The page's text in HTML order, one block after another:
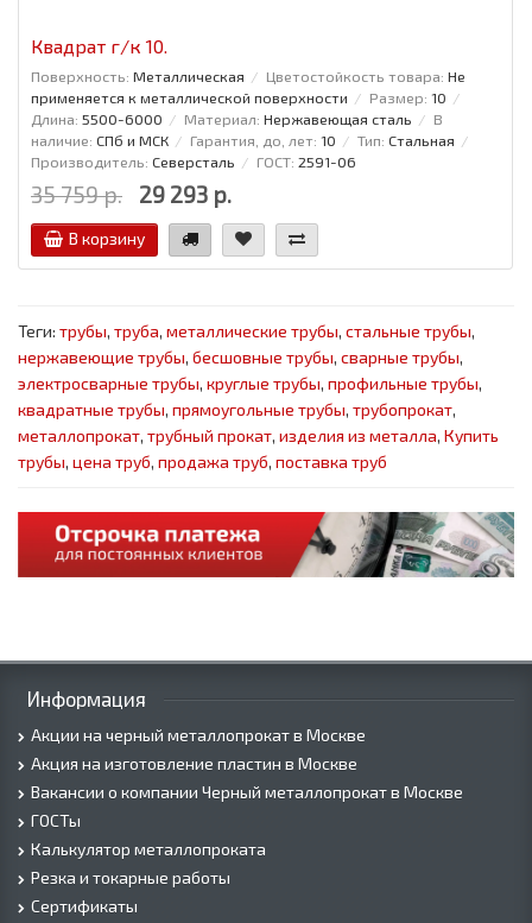
Квадрат г/к 10.
Поверхность: Металлическая Цветостойкость товара: Не
применяется к металлической поверхности
Размер: 10
Длина: 5500-6000 Материал: Нержавеющая сталь
В
наличие: СПб и МСК Гарантия, до, лет: 10 Тип: Стальная
Производитель: Северсталь ГОСТ: 2591-06
35 759 р. 29 293 р.
В корзину
Теги: трубы, труба, металлические трубы, стальные трубы,
нержавеющие трубы, бесшовные трубы, сварные трубы,
электросварные трубы, круглые трубы, профильные трубы,
квадратные трубы, прямоугольные трубы, трубопрокат,
металлопрокат, трубный прокат, изделия из металла, Купить
трубы, цена труб, продажа труб, поставка труб
Информация
Акции на черный металлопрокат в Москве
Акция на изготовление пластин в Москве
Вакансии о компании Черный металлопрокат в Москве
ГОСТы
Калькулятор металлопроката
Резка и токарные работы
Сертификаты